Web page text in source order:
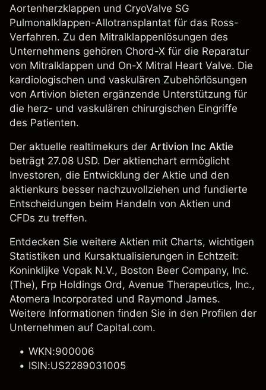
Aortenherzklappen und CryoValve SG
Pulmonalklappen-Allotransplantat für das Ross-
Verfahren. Zu den Mitralklappenlösungen des
Unternehmens gehören Chord-X für die Reparatur
von Mitralklappen und On-X Mitral Heart Valve. Die
kardiologischen und vaskulären Zubehörlösungen
von Artivion bieten ergänzende Unterstützung für
die herz- und vaskulären chirurgischen Eingriffe
des Patienten.
Der aktuelle realtimekurs der Artivion Inc Aktie
beträgt 27.08 USD. Der aktienchart ermöglicht
Investoren, die Entwicklung der Aktie und den
aktienkurs besser nachzuvollziehen und fundierte
Entscheidungen beim Handeln von Aktien und
CFDs zu treffen.
Entdecken Sie weitere Aktien mit Charts, wichtigen
Statistiken und Kursaktualisierungen in Echtzeit:
Koninklijke Vopak N.V., Boston Beer Company, Inc.
(The), Frp Holdings Ord, Avenue Therapeutics, Inc.,
Atomera Incorporated und Raymond James.
Weitere Informationen finden Sie in den Profilen der
Unternehmen auf Capital.com.
WKN:900006
ISIN:US2289031005